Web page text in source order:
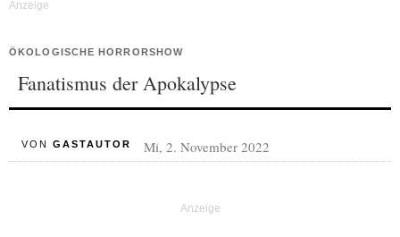
ÖKOLOGISCHE HORRORSHOW
Fanatismus der Apokalypse
VON GASTAUTOR Mi, 2. November 2022